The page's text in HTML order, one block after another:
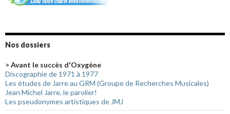
Nos dossiers
> Avant le succès d'Oxygène
Discographie de 1971 à 1977
Les études de Jarre au GRM (Groupe de Recherches Musicales)
Jean Michel Jarre, le parolier!
Les pseudonymes artistiques de JMJ